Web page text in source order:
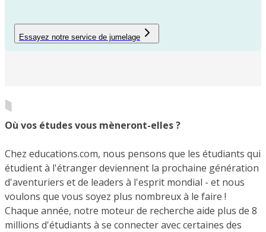
Essayez notre service de jumelage
Où vos études vous mèneront-elles ?
Chez educations.com, nous pensons que les étudiants qui
étudient à l'étranger deviennent la prochaine génération
d'aventuriers et de leaders à l'esprit mondial - et nous
voulons que vous soyez plus nombreux à le faire !
Chaque année, notre moteur de recherche aide plus de 8
millions d'étudiants à se connecter avec certaines des